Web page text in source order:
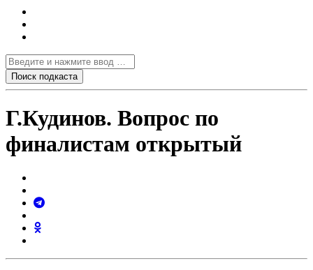
Г.Кудинов. Вопрос по
финалистам открытый